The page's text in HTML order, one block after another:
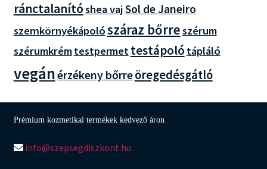
ránctalanítóshea vajSol de Janeiro
szemkörnyékápolószáraz bőrreszérum
szérumkrémtestpermettestápoló tápláló
vegánérzékeny bőrreöregedésgátló
Prémium kozmetikai termékek kedvező áron
info@szepsegdiszkont.hu